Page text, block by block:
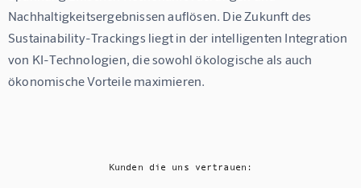
Nachhaltigkeitsergebnissen auflösen. Die Zukunft des
Sustainability-Trackings liegt in der intelligenten Integration
von KI-Technologien, die sowohl ökologische als auch
ökonomische Vorteile maximieren.
Kunden die uns vertrauen: